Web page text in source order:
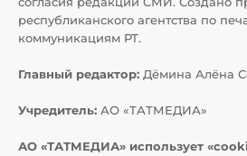
республиканского агентства по
коммуникациям РТ.
Главный редактор: Дёмина Алёна
Учредитель: АО «ТАТМЕДИА»
АО «ТАТМЕДИА» использует